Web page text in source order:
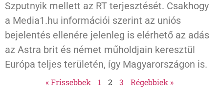
Szputnyik mellett az RT terjesztését. Csakhogy
a Media1.hu információi szerint az uniós
bejelentés ellenére jelenleg is elérhető az adás
az Astra brit és német műholdjain keresztül
Európa teljes területén, így Magyarországon is.
« Frissebbek 1 2 3 Régebbiek »